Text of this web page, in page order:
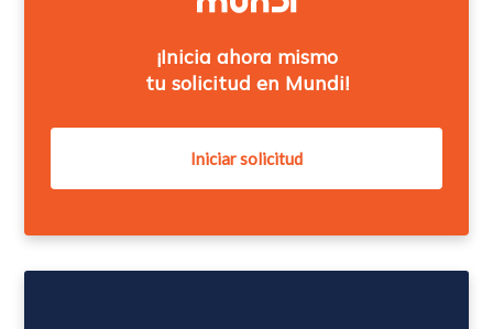
¡Inicia ahora mismo
tu solicitud en Mundi!